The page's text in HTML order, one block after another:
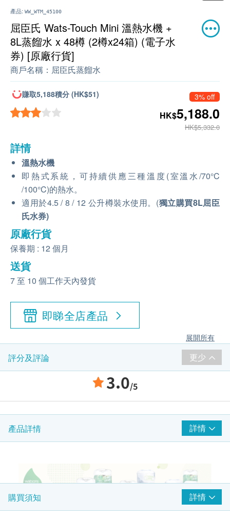
產品: WW_WTM_45100
屈臣氏 Wats-Touch Mini 溫熱水機 +
8L蒸餾水 x 48樽 (2樽x24箱) (電子水
券) [原廠行貨]
商戶名稱： 屈臣氏蒸餾水
賺取5,188積分 (HK$51) 3% off
HK$5,188.0
HK$5,332.0
詳情
溫熱水機
即熱式系統，可持續供應三種溫度(室溫水/70°C
/100°C)的熱水。
適用於4.5 / 8 / 12 公升樽裝水使用。(獨立購買8L屈臣
氏水券)
原廠行貨
保養期 : 12 個月
送貨
7 至 10 個工作天內發貨
即睇全店產品
展開所有
評分及評論 更少
3.0/5
產品詳情 詳情
購買須知 詳情